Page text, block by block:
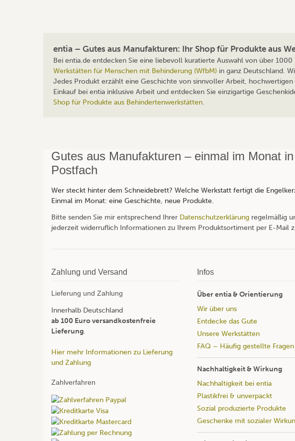
entia – Gutes aus Manufakturen: Ihr Shop für Produkte aus
Bei entia.de entdecken Sie eine liebevoll kuratierte Auswahl von über
Werkstätten für Menschen mit Behinderung (WfbM) in ganz Deutschland.
Jedes Produkt erzählt eine Geschichte von sinnvoller Arbeit,
Einkauf bei entia inklusive Arbeit und entdecken Sie einzigartige
Shop für Produkte aus Behindertenwerkstätten.
Gutes aus Manufakturen – einmal im Monat
Postfach
Wer steckt hinter dem Schneidebrett? Welche Werkstatt fertigt die
Einmal im Monat: eine Geschichte, neue Produkte.
Bitte senden Sie mir entsprechend Ihrer Datenschutzerklärung regelmäßig
jederzeit widerruflich Informationen zu Ihrem Produktsortiment per E-Mail
Zahlung und Versand
Lieferung und Zahlung
Innerhalb Deutschland
ab 100 Euro versandkostenfreie
Lieferung.
Hier mehr Informationen zu Lieferung
und Zahlung
Zahlverfahren
Infos
Über entia & Orientierung
Wir über uns
Entdecke das Gute
Unsere Werkstätten
FAQ – Häufig gestellte Fragen
Nachhaltigkeit & Wirkung
Nachhaltigkeit bei entia
Plastikfrei & unverpackt
Sozial produzierte Produkte
Geschenke mit sozialer